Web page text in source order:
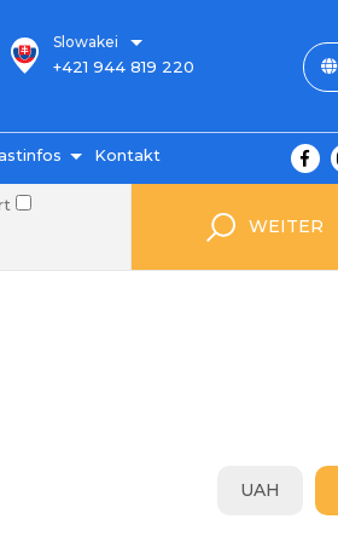
Slowakei
+421 944 819 220
Preise
Kontakt
WEITER
UAH